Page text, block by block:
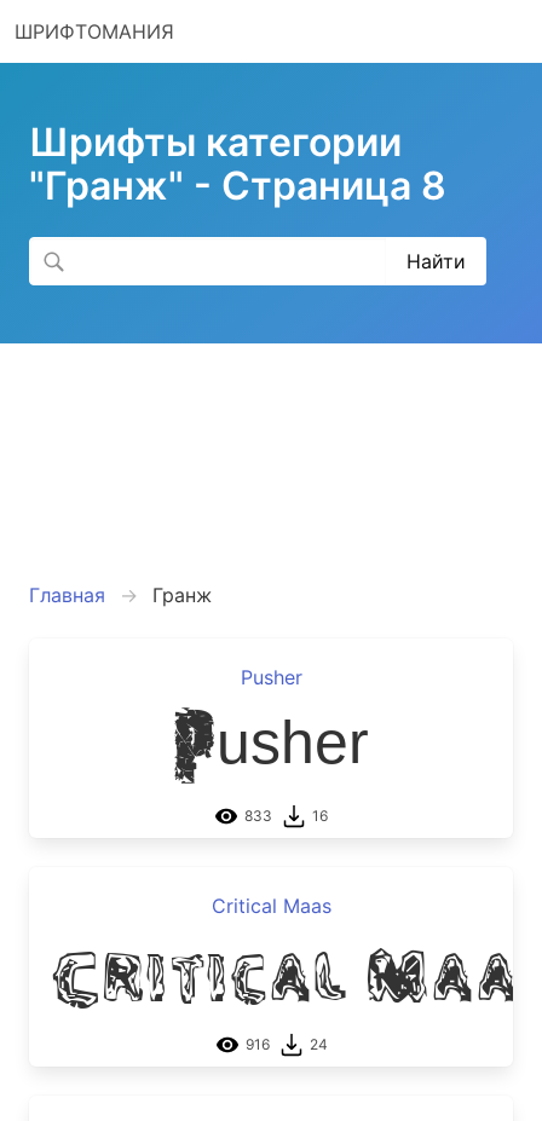
ШРИФТОМАНИЯ
Шрифты категории
"Гранж" - Страница 8
Главная Гранж
Pusher
Pusher
833 16
Critical Maas
Critical
916 24